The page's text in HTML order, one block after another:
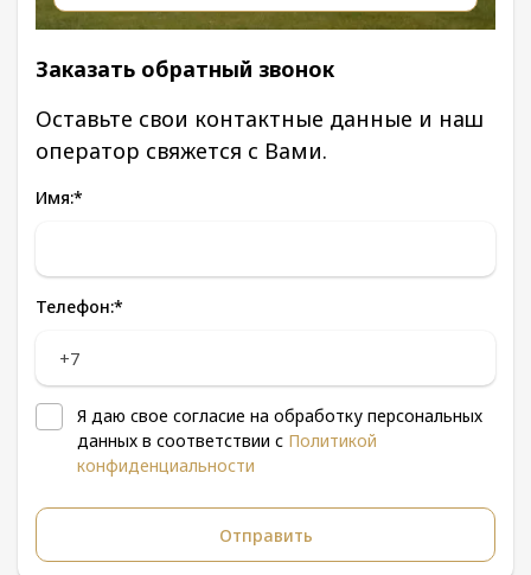
Заказать обратный звонок
Оставьте свои контактные данные и наш
оператор свяжется с Вами.
Имя:*
Телефон:*
Я даю свое согласие на обработку персональных
данных в соответствии с Политикой
конфиденциальности